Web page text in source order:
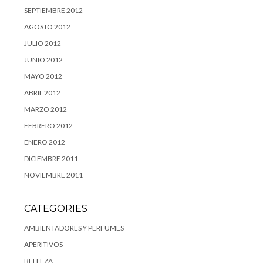
SEPTIEMBRE 2012
AGOSTO 2012
JULIO 2012
JUNIO 2012
MAYO 2012
ABRIL 2012
MARZO 2012
FEBRERO 2012
ENERO 2012
DICIEMBRE 2011
NOVIEMBRE 2011
CATEGORIES
AMBIENTADORES Y PERFUMES
APERITIVOS
BELLEZA